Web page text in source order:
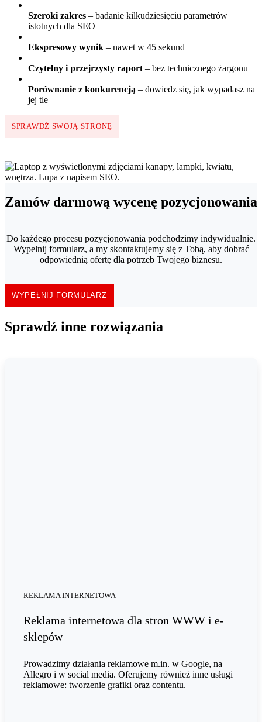
Szeroki zakres – badanie kilkudziesięciu parametrów
istotnych dla SEO
Ekspresowy wynik – nawet w 45 sekund
Czytelny i przejrzysty raport – bez technicznego żargonu
Porównanie z konkurencją – dowiedz się, jak wypadasz na
jej tle
SPRAWDŹ SWOJĄ STRONĘ
Zamów darmową wycenę pozycjonowania
Do każdego procesu pozycjonowania podchodzimy indywidualnie.
Wypełnij formularz, a my skontaktujemy się z Tobą, aby dobrać
odpowiednią ofertę dla potrzeb Twojego biznesu.
WYPEŁNIJ FORMULARZ
Sprawdź inne rozwiązania
REKLAMA INTERNETOWA
Reklama internetowa dla stron WWW i e-
sklepów
Prowadzimy działania reklamowe m.in. w Google, na
Allegro i w social media. Oferujemy również inne usługi
reklamowe: tworzenie grafiki oraz contentu.